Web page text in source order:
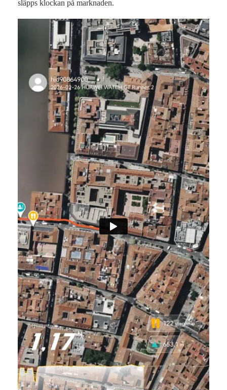
släpps klockan på marknaden.